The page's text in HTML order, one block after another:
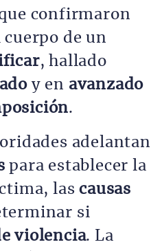
confirmaron
cuerpo de un
, hallado
y en avanzado
.
adelantan
para establecer la
lascausas
si
violencia. La